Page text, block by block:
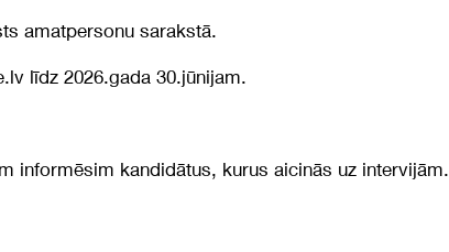
amatpersonu sarakstā.
līdz 2026.gada 30.jūnijam.
informēsim kandidātus, kurus aicinās uz intervijām.